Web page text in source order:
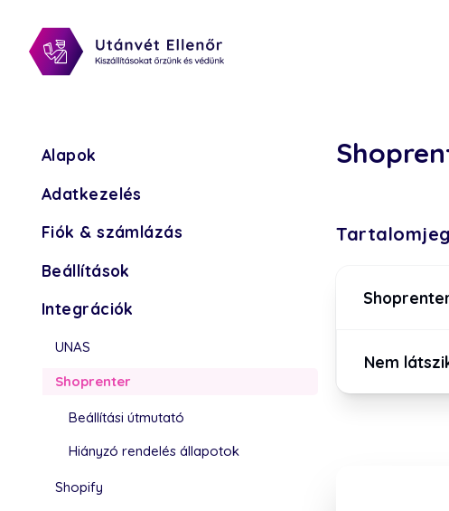
Alapok
Adatkezelés
Fiók & számlázás
Beállítások
Integrációk
UNAS
Shoprenter
Beállítási útmutató
Hiányzó rendelés állapotok
Shopify
Nem